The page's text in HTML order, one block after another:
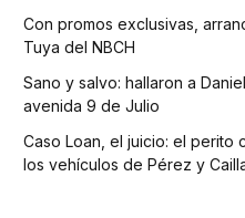
Con promos exclusivas,
Tuya del NBCH
Sano y salvo: hallaron a
avenida 9 de Julio
Caso Loan, el juicio: el perito
los vehículos de Pérez y